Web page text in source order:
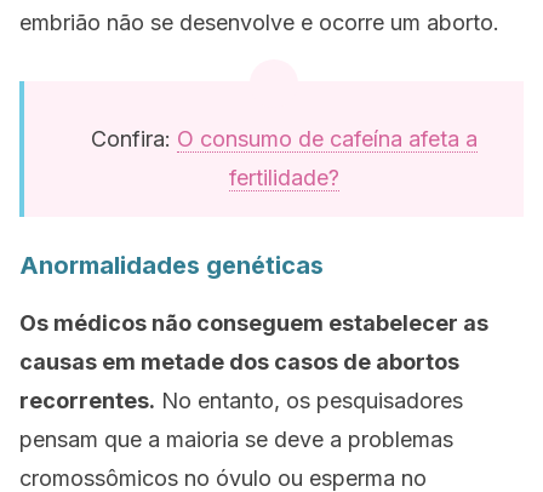
embrião não se desenvolve e ocorre um aborto.
Confira: O consumo de cafeína afeta a
fertilidade?
Anormalidades genéticas
Os médicos não conseguem estabelecer as
causas em metade dos casos de abortos
recorrentes. No entanto, os pesquisadores
pensam que a maioria se deve a problemas
cromossômicos no óvulo ou esperma no